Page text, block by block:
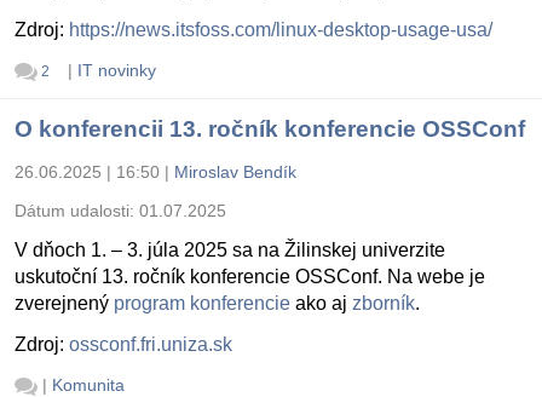
Zdroj: https://news.itsfoss.com/linux-desktop-usage-usa/
2 | IT novinky
O konferencii 13. ročník konferencie OSSConf
26.06.2025 | 16:50 | Miroslav Bendík
Dátum udalosti: 01.07.2025
V dňoch 1. – 3. júla 2025 sa na Žilinskej univerzite
uskutoční 13. ročník konferencie OSSConf. Na webe je
zverejnený program konferencie ako aj zborník.
Zdroj: ossconf.fri.uniza.sk
| Komunita